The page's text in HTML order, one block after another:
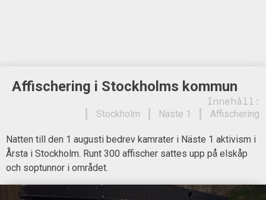
Affischering i Stockholms kommun
Innehåll:
Affischering
Näste 1
Stockholm
Natten till den 1 augusti bedrev kamrater i Näste 1 aktivism i
Årsta i Stockholm. Runt 300 affischer sattes upp på elskåp
och soptunnor i området.